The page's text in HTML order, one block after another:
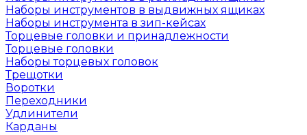
Наборы инструментов в выдвижных ящиках
Наборы инструмента в зип-кейсах
Торцевые головки и принадлежности
Торцевые головки
Наборы торцевых головок
Трещотки
Воротки
Переходники
Удлинители
Карданы